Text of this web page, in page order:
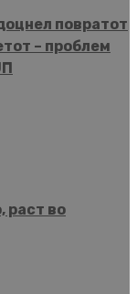
повратот
– проблем
раст во